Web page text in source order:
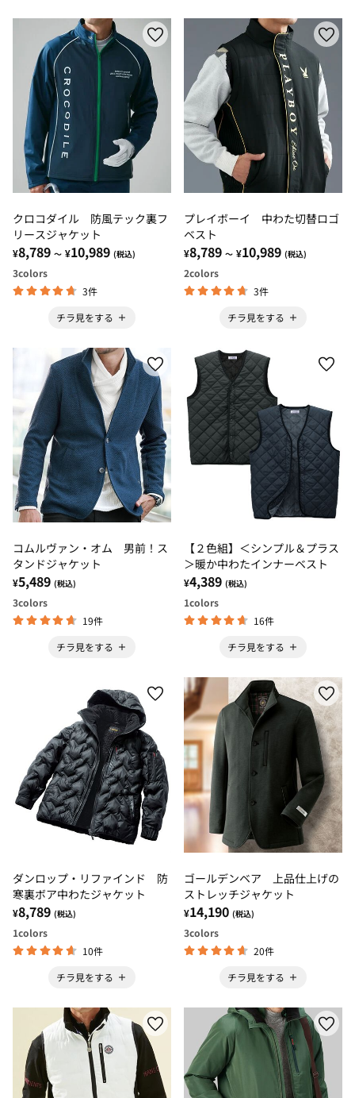
クロコダイル 防風テック裏フ
リースジャケット
¥8,789 ～ ¥10,989 (税込)
3colors
3件
チラ見をする
プレイボーイ 中わた切替ロゴ
ベスト
¥8,789 ～ ¥10,989 (税込)
2colors
3件
チラ見をする
コムルヴァン・オム 男前！ス
タンドジャケット
¥5,489 (税込)
3colors
19件
チラ見をする
【２色組】＜シンプル＆プラス
＞暖か中わたインナーベスト
¥4,389 (税込)
1colors
16件
チラ見をする
ダンロップ・リファインド 防
寒裏ボア中わたジャケット
¥8,789 (税込)
1colors
10件
チラ見をする
ゴールデンベア 上品仕上げの
ストレッチジャケット
¥14,190 (税込)
3colors
20件
チラ見をする